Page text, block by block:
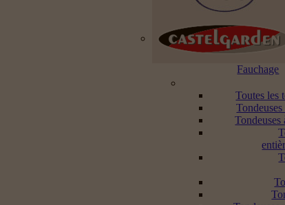
Fauchage
Toutes les
Tondeuses